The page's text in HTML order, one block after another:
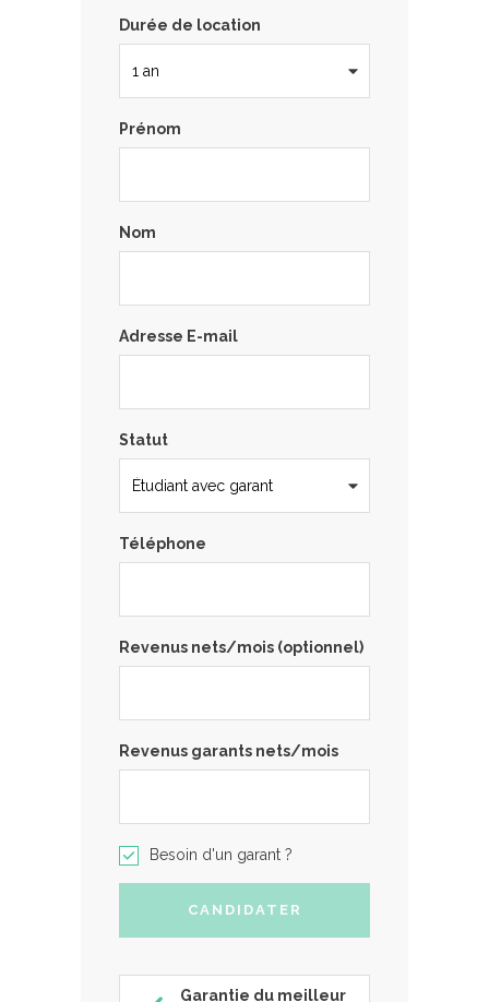
Durée de location
Prénom
Nom
Adresse E-mail
Statut
Téléphone
Revenus nets/mois (optionnel)
Revenus garants nets/mois
Besoin d'un garant ?
Garantie du meilleur